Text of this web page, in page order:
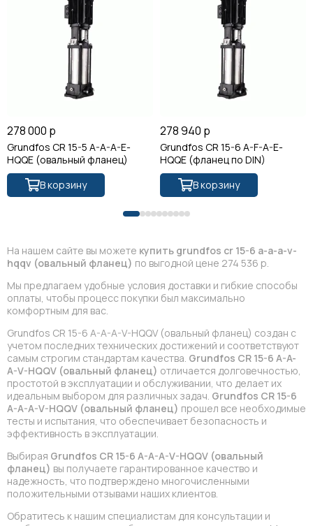
278 000 р
Grundfos CR 15-5 A-A-A-E-
HQQE (овальный фланец)
В корзину
278 940 р
Grundfos CR 15-6 A-F-A-E-
HQQE (фланец по DIN)
В корзину
На нашем сайте вы можете купить grundfos cr 15-6 a-a-a-v-
hqqv (овальный фланец) по выгодной цене 274 536 р.
Мы предлагаем удобные условия доставки и гибкие способы
оплаты, чтобы процесс покупки был максимально
комфортным для вас.
Grundfos CR 15-6 A-A-A-V-HQQV (овальный фланец) создан с
учетом последних технических достижений и соответствуют
самым строгим стандартам качества. Grundfos CR 15-6 A-A-
A-V-HQQV (овальный фланец) отличается долговечностью,
простотой в эксплуатации и обслуживании, что делает их
идеальным выбором для различных задач. Grundfos CR 15-6
A-A-A-V-HQQV (овальный фланец) прошел все необходимые
тесты и испытания, что обеспечивает безопасность и
эффективность в эксплуатации.
Выбирая Grundfos CR 15-6 A-A-A-V-HQQV (овальный
фланец) вы получаете гарантированное качество и
надежность, что подтверждено многочисленными
положительными отзывами наших клиентов.
Обратитесь к нашим специалистам для консультации и